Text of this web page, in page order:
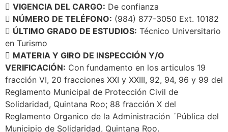
VIGENCIA DEL CARGO: De confianza
NÚMERO DE TELÉFONO: (984) 877-3050 Ext. 10182
ÚLTIMO GRADO DE ESTUDIOS: Técnico Universitario
en Turismo
MATERIA Y GIRO DE INSPECCIÓN Y/O
VERIFICACIÓN: Con fundamento en los articulos 19
fracción VI, 20 fracciones XXI y XXIII, 92, 94, 96 y 99 del
Reglamento Municipal de Protección Civil de
Solidaridad, Quintana Roo; 88 fracción X del
Reglamento Organico de la Administración ´Pública del
Municipio de Solidaridad, Quintana Roo.